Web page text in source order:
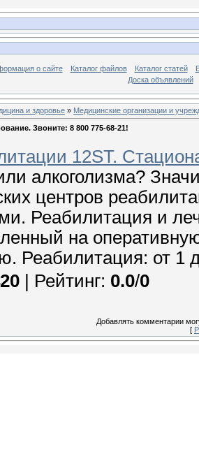
о сайте Каталог файлов Каталог статей
Доска объявлений
и здоровье » Медицинские организации и
Звоните: 8 800 775-68-21!
12ST.
алкоголизма?
центров
Реабилитация и
на
Реабилитация: от 1
| Рейтинг: 0.0/0
Добавлять комментарии
[